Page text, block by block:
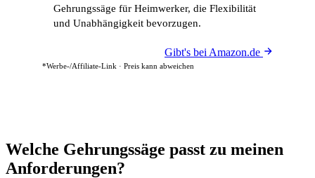
Gehrungssäge für Heimwerker, die Flexibilität
und Unabhängigkeit bevorzugen.
Gibt's bei Amazon.de
*Werbe-/Affiliate-Link · Preis kann abweichen
Welche Gehrungssäge passt zu meinen
Anforderungen?